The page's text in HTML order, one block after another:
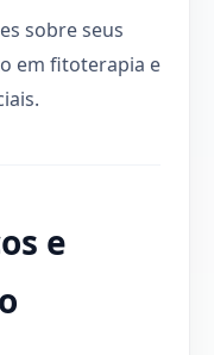
sobre seus
em fitoterapia e
e